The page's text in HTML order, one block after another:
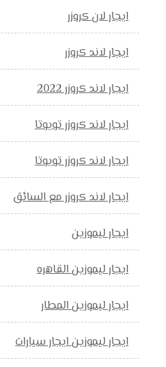
ايجار لان كروزر
ايجار لاند كروزر
ايجار لاند كروزر 2022
ايجار لاند كروزر تويوتا
ايجار لاند كروزر تويوتا
ايجار لاند كروزر مع السائق
ايجار ليموزين
ايجار ليموزين القاهره
ايجار ليموزين المطار
ايجار ليموزين ايجار سيارات